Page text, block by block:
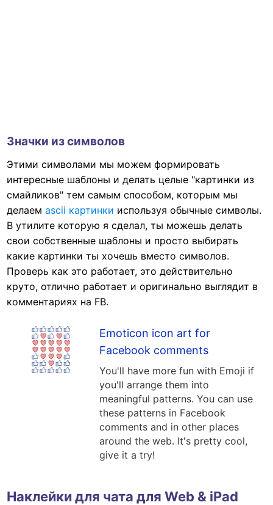
Значки из символов
Этими символами мы можем формировать
интересные шаблоны и делать целые "картинки из
смайликов" тем самым способом, которым мы
делаемascii картинки используя обычные символы.
В утилите которую я сделал, ты можешь делать
свои собственные шаблоны и просто выбирать
какие картинки ты хочешь вместо символов.
Проверь как это работает, это действительно
круто, отлично работает и оригинально выглядит в
комментариях на FB.
Emoticon icon art for
Facebook comments
You'll have more fun with Emoji if
you'll arrange them into
meaningful patterns. You can use
these patterns in Facebook
comments and in other places
around the web. It's pretty cool,
give it a try!
Наклейки для чата для Web & iPad